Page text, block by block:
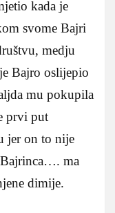
kada je
svome Bajri
medju
Bajro oslijepio
mu pokupila
prvi put
jer on to nije
ma
dimije.